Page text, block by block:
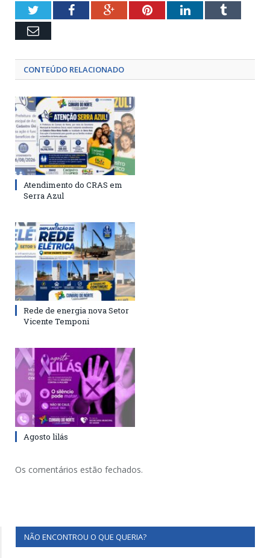
TwitterFacebookGoogle+PinterestLinkedInTumblr
Email
CONTEÚDO RELACIONADO
Atendimento do CRAS em
Serra Azul
Rede de energia nova Setor
Vicente Temponi
Agosto lilás
Os comentários estão fechados.
NÃO ENCONTROU O QUE QUERIA?